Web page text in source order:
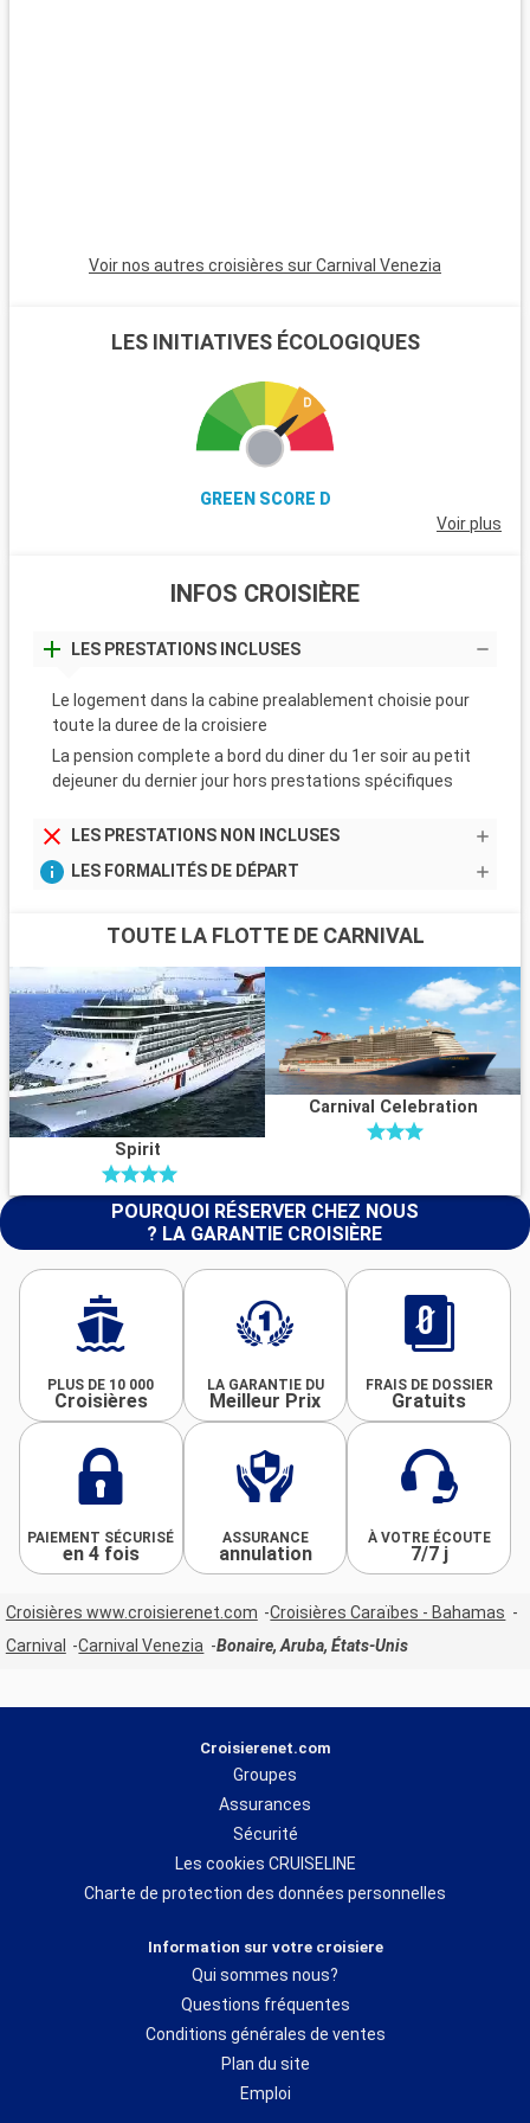
Voir nos autres croisières sur Carnival Venezia
LES INITIATIVES ÉCOLOGIQUES
GREEN SCORE D
Voir plus
INFOS CROISIÈRE
LES PRESTATIONS INCLUSES
Le logement dans la cabine prealablement choisie pour
toute la duree de la croisiere
La pension complete a bord du diner du 1er soir au petit
dejeuner du dernier jour hors prestations spécifiques
LES PRESTATIONS NON INCLUSES
LES FORMALITÉS DE DÉPART
TOUTE LA FLOTTE DE CARNIVAL
Spirit
Carnival Celebration
POURQUOI RÉSERVER CHEZ NOUS
? LA GARANTIE CROISIÈRE
PLUS DE 10 000
Croisières
LA GARANTIE DU
Meilleur Prix
FRAIS DE DOSSIER
Gratuits
PAIEMENT SÉCURISÉ
en 4 fois
ASSURANCE
annulation
À VOTRE ÉCOUTE
7/7 j
Croisières www.croisierenet.com
Croisières Caraïbes - Bahamas
Carnival
Carnival Venezia Bonaire, Aruba, États-Unis
Croisierenet.com
Groupes
Assurances
Sécurité
Les cookies CRUISELINE
Charte de protection des données personnelles
Information sur votre croisiere
Qui sommes nous?
Questions fréquentes
Conditions générales de ventes
Plan du site
Emploi